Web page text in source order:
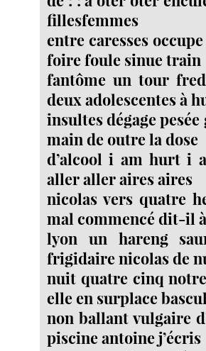
fillesfemmes
entre caresses
foire foule sinue train
fantôme un tour
deux adolescentes à
insultes dégage
main de outre la dose
d’alcool i am hurt i
aller aller aires aires
nicolas vers quatre
mal commencé dit-il à
lyon un hareng
frigidaire nicolas de
nuit quatre cinq
elle en surplace
non ballant vulgaire
piscine antoine j’écris